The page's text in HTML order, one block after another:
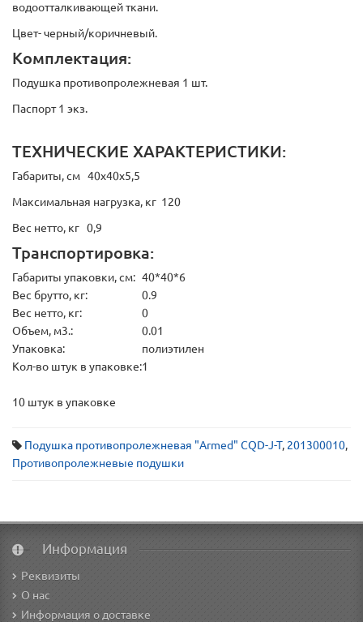
водоотталкивающей ткани.
Цвет- черный/коричневый.
Комплектация:
Подушка противопролежневая 1 шт.
Паспорт 1 экз.
ТЕХНИЧЕСКИЕ ХАРАКТЕРИСТИКИ:
Габариты, см 40х40х5,5
Максимальная нагрузка, кг 120
Вес нетто, кг 0,9
Транспортировка:
Габариты упаковки, см: 40*40*6
Вес брутто, кг:
0.9
Вес нетто, кг:
0
Объем, м3.:
0.01
Упаковка:
полиэтилен
Кол-во штук в упаковке:1
10 штук в упаковке
Подушка противопролежневая "Armed" CQD-J-T, 201300010,
Противопролежневые подушки
Информация
Реквизиты
О нас
Информация о доставке